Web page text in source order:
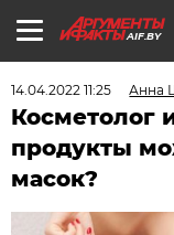
AIF.BY
14.04.2022 11:25 Анна
Косметолог
продукты
масок?